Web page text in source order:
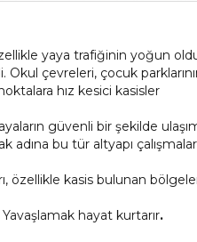
yaya trafiğinin yoğun
Okul çevreleri, çocuk
hız kesici kasisler
güvenli bir şekilde
bu tür altyapı
özellikle kasis bulunan
hayat kurtarır.